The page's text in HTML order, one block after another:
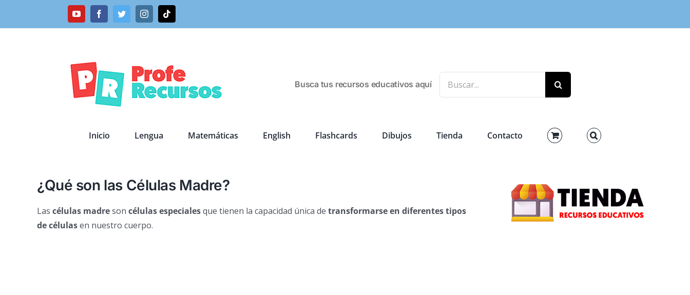
YouTubeFacebookTwitterInstagramTiktok
Busca tus recursos educativos aquí
Inicio Lengua Matemáticas English Flashcards Dibujos Tienda Contacto
¿Qué son las Células Madre?
Las células madreson células especialesque tienen la capacidad única de transformarse en diferentes tipos
de célulasen nuestro cuerpo.